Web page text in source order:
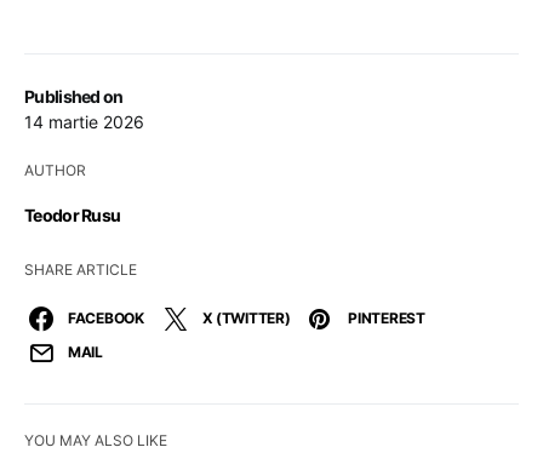
Published on
14 martie 2026
AUTHOR
Teodor Rusu
SHARE ARTICLE
FACEBOOK X (TWITTER)
PINTEREST
MAIL
YOU MAY ALSO LIKE